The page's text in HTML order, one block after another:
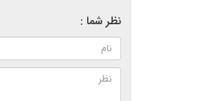
نظر شما :